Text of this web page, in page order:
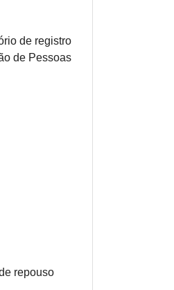
de registro
de Pessoas
repouso